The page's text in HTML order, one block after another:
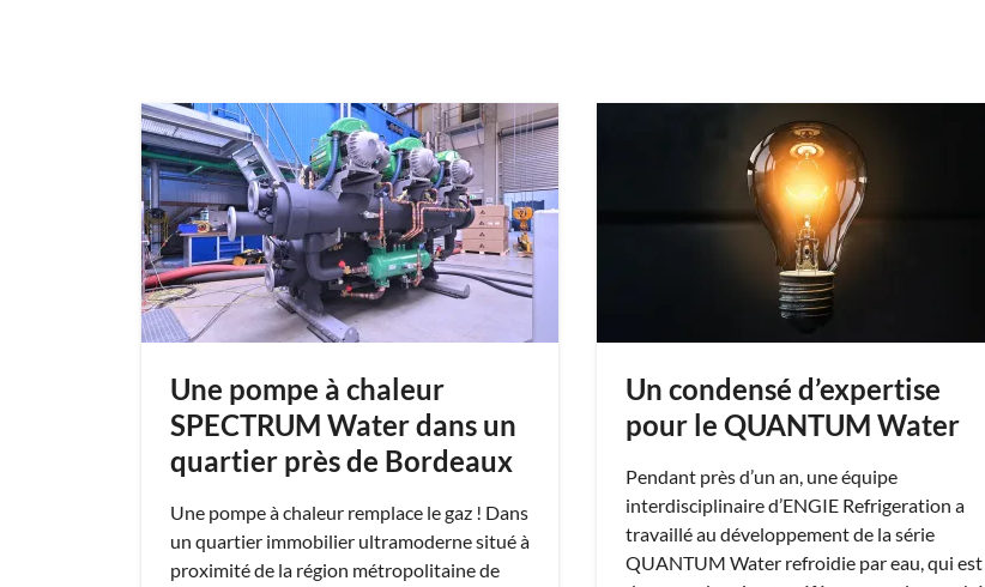
Une pompe à chaleur
SPECTRUM Water dans un
quartier près de Bordeaux
Une pompe à chaleur remplace le gaz ! Dans
un quartier immobilier ultramoderne situé à
proximité de la région métropolitaine de
Un condensé d’expertise
pour le QUANTUM Water
Pendant près d’un an, une équipe
interdisciplinaire d’ENGIE Refrigeration a
travaillé au développement de la série
QUANTUM Water refroidie par eau, qui est